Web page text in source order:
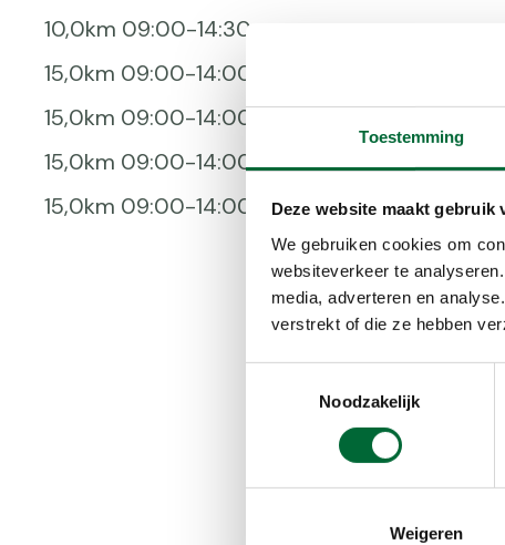
Toestemming
Deze website maakt gebruik
We gebruiken cookies om
websiteverkeer te
media, adverteren en
verstrekt of die ze hebben
Noodzakelijk
Weigeren
10,0km 09:00-14:30 uur
15,0km 09:00-14:00 uur
15,0km 09:00-14:00 uur
15,0km 09:00-14:00 uur
15,0km 09:00-14:00 uur